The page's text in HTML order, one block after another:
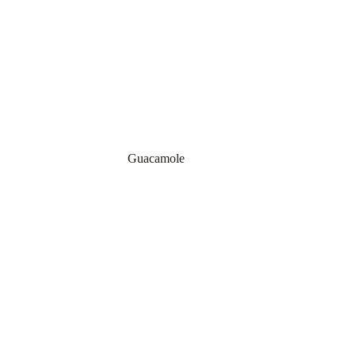
Guacamole